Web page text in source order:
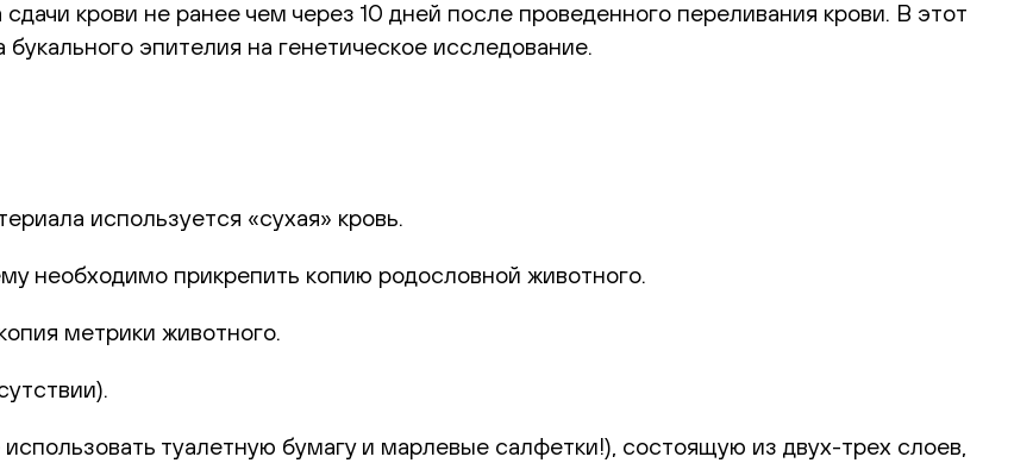
крови не ранее чем через 10 дней после проведенного переливания крови. В этот
эпителия на генетическое исследование.
используется «сухая» кровь.
необходимо прикрепить копию родословной животного.
метрики животного.
туалетную бумагу и марлевые салфетки!), состоящую из двух-трех слоев,